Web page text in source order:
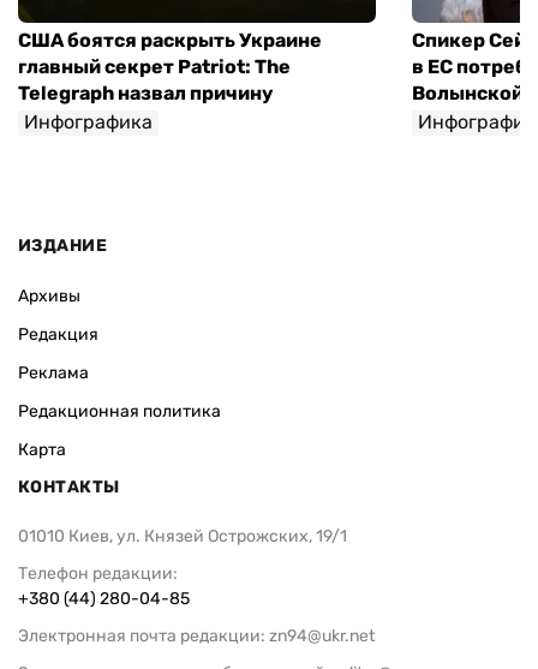
США боятся раскрыть Украине
главный секрет Patriot: The
Telegraph назвал причину
Инфографика
Спикер
в ЕС
Волынской
ИЗДАНИЕ
Архивы
Редакция
Реклама
Редакционная политика
Карта
КОНТАКТЫ
01010 Киев, ул. Князей Острожских, 19/1
Телефон редакции:
+380 (44) 280-04-85
Электронная почта редакции: zn94@ukr.net